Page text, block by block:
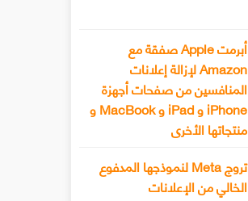
أبرمت Apple صفقة مع
Amazon لإزالة إعلانات
المنافسين من صفحات أجهزة
iPhone و iPad و MacBook و
منتجاتها الأخرى
تروج Meta لنموذجها المدفوع
الخالي من الإعلانات